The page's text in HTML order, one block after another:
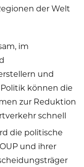
der Welt
im
und
können die
zur Reduktion
schnell
die politische
und ihrer